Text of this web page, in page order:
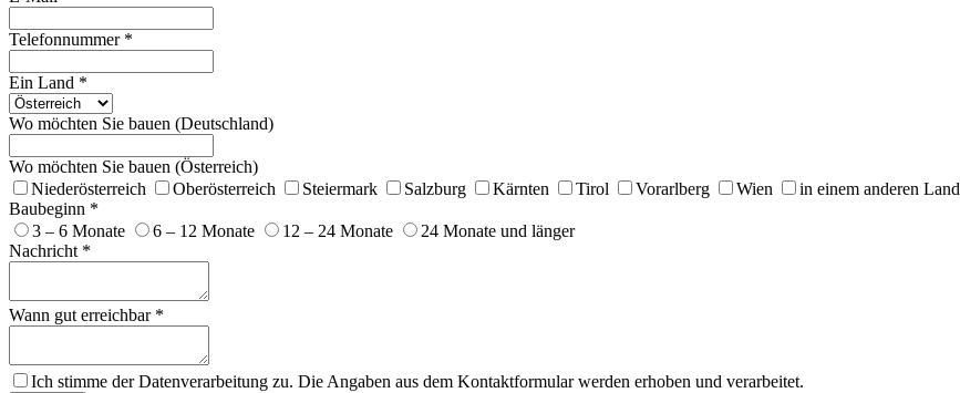
Telefonnummer *
Ein Land *
Wo möchten Sie bauen (Deutschland)
Wo möchten Sie bauen (Österreich)
Niederösterreich
Oberösterreich Steiermark Salzburg Kärnten Tirol Vorarlberg Wien
in einem anderen Land
Baubeginn *
3 – 6 Monate
6 – 12 Monate 12 – 24 Monate
24 Monate und länger
Nachricht *
Wann gut erreichbar *
Ich stimme der Datenverarbeitung zu. Die Angaben aus dem Kontaktformular werden erhoben und verarbeitet.